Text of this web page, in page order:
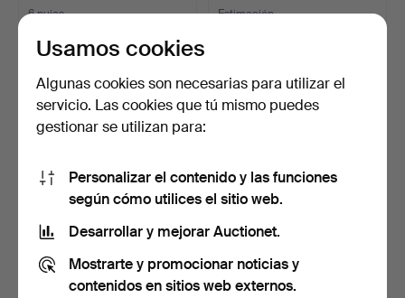
6 pujas
Estimación
Estantería de pared de
teca, Dyrlund, Dina…
Estantería, Corea, 2ª mitad
del siglo XX.
5 días
Usamos cookies
Algunas cookies son necesarias para utilizar el
servicio. Las cookies que tú mismo puedes
gestionar se utilizan para:
Personalizar el contenido y las funciones
según cómo utilices el sitio web.
Desarrollar y mejorar Auctionet.
Mostrarte y promocionar noticias y
contenidos en sitios web externos.